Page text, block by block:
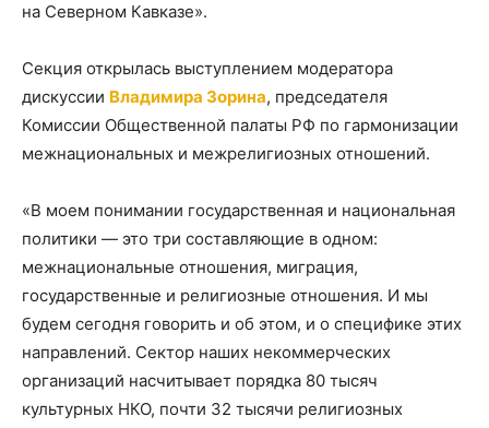
на Северном Кавказе».
Секция открылась выступлением модератора
дискуссии Владимира Зорина, председателя
Комиссии Общественной палаты РФ по гармонизации
межнациональных и межрелигиозных отношений.
«В моем понимании государственная и национальная
политики — это три составляющие в одном:
межнациональные отношения, миграция,
государственные и религиозные отношения. И мы
будем сегодня говорить и об этом, и о специфике этих
направлений. Сектор наших некоммерческих
организаций насчитывает порядка 80 тысяч
культурных НКО, почти 32 тысячи религиозных